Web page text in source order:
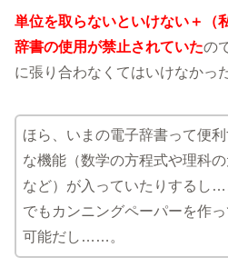
単位を取らないといけない＋（
辞書の使用が禁止されていたの
に張り合わなくてはいけなかっ
ほら、いまの電子辞書って便
な機能（数学の方程式や理科
など）が入っていたりするし
でもカンニングペーパーを作
可能だし……。